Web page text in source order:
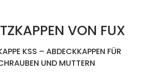
VON FUX
KSS – ABDECKKAPPEN FÜR
UND MUTTERN